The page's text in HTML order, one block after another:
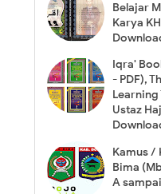
Belajar
Karya
Iqra'
- PDF),
Learning
Ustaz
Kamus /
Bima
A